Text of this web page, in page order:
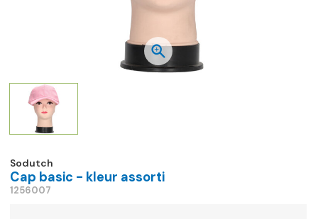
Sodutch
Cap basic - kleur assorti
1256007